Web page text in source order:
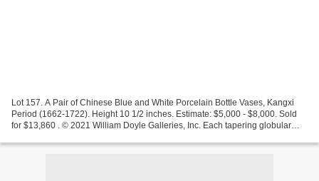
Lot 157. A Pair of Chinese Blue and White Porcelain Bottle Vases, Kangxi
Period (1662-1722). Height 10 1/2 inches. Estimate: $5,000 - $8,000. Sold
for $13,860 . © 2021 William Doyle Galleries, Inc. Each tapering globular